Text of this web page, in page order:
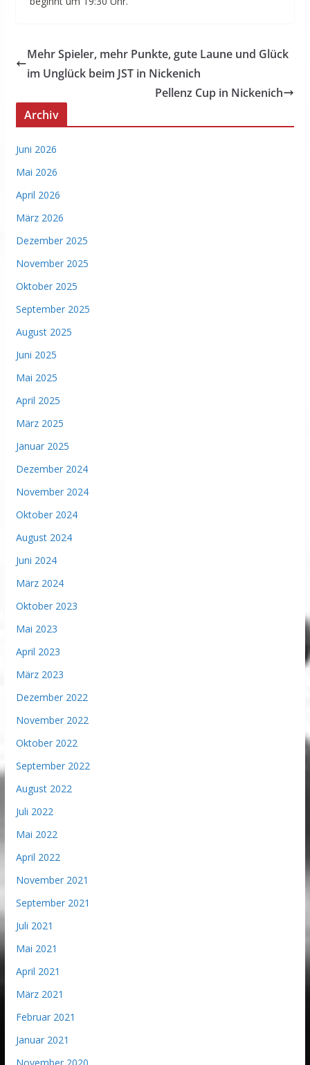
Mehr Spieler, mehr Punkte, gute Laune und Glück
im Unglück beim JST in Nickenich
Pellenz Cup in Nickenich
Archiv
Juni 2026
Mai 2026
April 2026
März 2026
Dezember 2025
November 2025
Oktober 2025
September 2025
August 2025
Juni 2025
Mai 2025
April 2025
März 2025
Januar 2025
Dezember 2024
November 2024
Oktober 2024
August 2024
Juni 2024
März 2024
Oktober 2023
Mai 2023
April 2023
März 2023
Dezember 2022
November 2022
Oktober 2022
September 2022
August 2022
Juli 2022
Mai 2022
April 2022
November 2021
September 2021
Juli 2021
Mai 2021
April 2021
März 2021
Februar 2021
Januar 2021